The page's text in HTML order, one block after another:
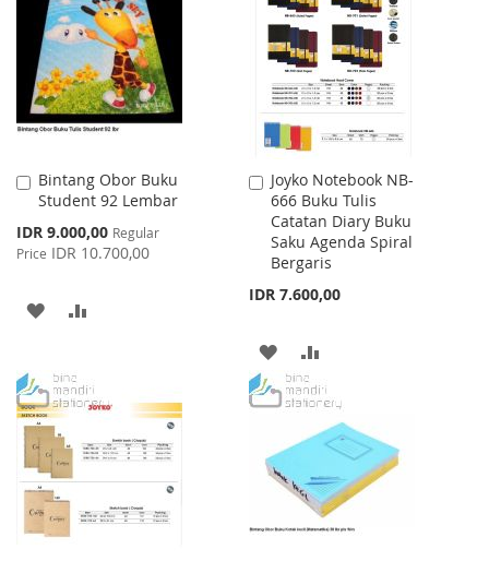
LIST
WISH
LIST
COMPARE
Bintang Obor Buku
Student 92 Lembar
Special
Price
IDR 9.000,00 Regular
Price IDR 10.700,00
Add
to
ADD
WISH
LIST
COMPARE
Joyko Notebook NB-
666 Buku Tulis
Catatan Diary Buku
Saku Agenda Spiral
Bergaris
IDR 7.600,00
Add
to
Cart
ADD
TO
LIST
TO
COMPARE